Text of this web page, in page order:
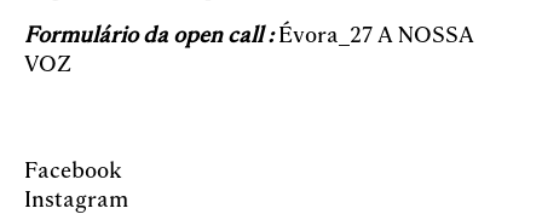
Formulário da open call :Évora_27 A NOSSA
VOZ
Facebook
Instagram